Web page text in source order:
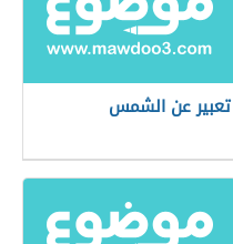
تعبير عن الشمس